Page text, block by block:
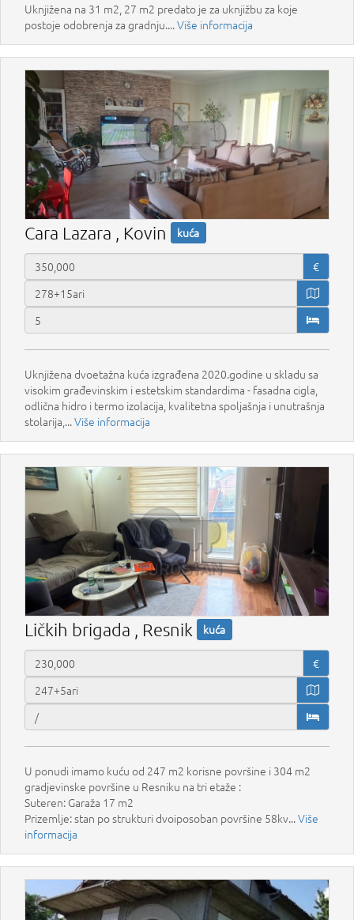
Uknjižena na 31 m2, 27 m2 predato je za uknjižbu za koje
postoje odobrenja za gradnju....Više informacija
Cara Lazara , Kovin kuća
€
Uknjižena dvoetažna kuća izgrađena 2020.godine u skladu sa
visokim građevinskim i estetskim standardima - fasadna cigla,
odlična hidro i termo izolacija, kvalitetna spoljašnja i unutrašnja
stolarija,...Više informacija
Ličkih brigada , Resnik kuća
€
U ponudi imamo kuću od 247 m2 korisne površine i 304 m2
gradjevinske površine u Resniku na tri etaže :
Suteren: Garaža 17 m2
Prizemlje: stan po strukturi dvoiposoban površine 58kv...Više
informacija